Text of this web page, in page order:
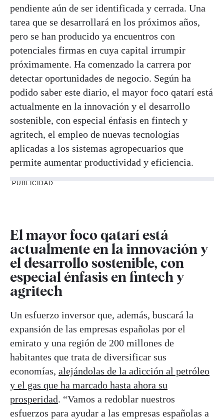
pendiente aún de ser identificada y cerrada. Una
tarea que se desarrollará en los próximos años,
pero se han producido ya encuentros con
potenciales firmas en cuya capital irrumpir
próximamente. Ha comenzado la carrera por
detectar oportunidades de negocio. Según ha
podido saber este diario, el mayor foco qatarí está
actualmente en la innovación y el desarrollo
sostenible, con especial énfasis en fintech y
agritech, el empleo de nuevas tecnologías
aplicadas a los sistemas agropecuarios que
permite aumentar productividad y eficiencia.
PUBLICIDAD
El mayor foco qatarí está
actualmente en la innovación y
el desarrollo sostenible, con
especial énfasis en fintech y
agritech
Un esfuerzo inversor que, además, buscará la
expansión de las empresas españolas por el
emirato y una región de 200 millones de
habitantes que trata de diversificar sus
economías, alejándolas de la adicción al petróleo
y el gas que ha marcado hasta ahora su
prosperidad. “Vamos a redoblar nuestros
esfuerzos para ayudar a las empresas españolas a